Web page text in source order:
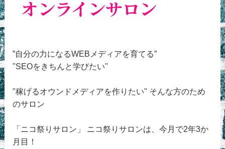
”自分の力になるWEBメディアを育てる”
"SEOをきちんと学びたい"
"稼げるオウンドメディアを作りたい" そんな方のため
のサロン
「ニコ祭りサロン」 ニコ祭りサロンは、今月で2年3か
月目！